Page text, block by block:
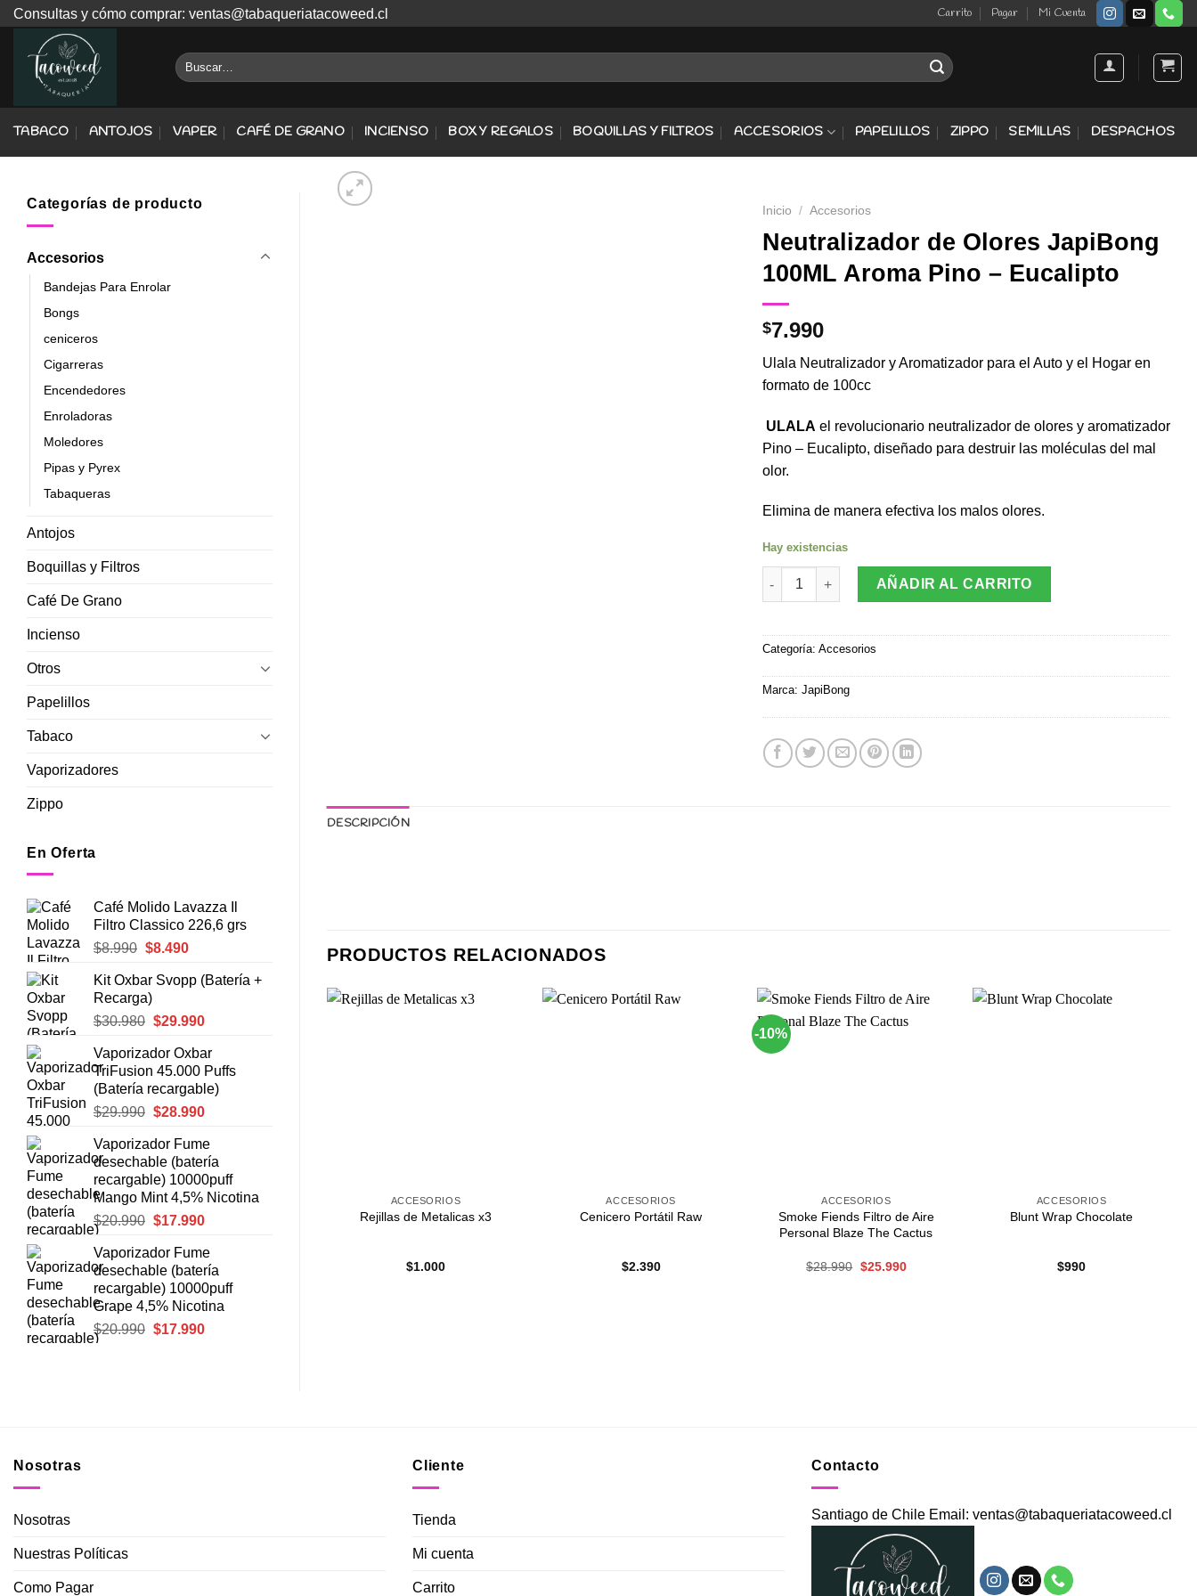
Skip
content
Consultas y cómo comprar: ventas@tabaqueriatacoweed.cl Carrito Pagar Mi Cuenta
Buscar
por:
TABACO ANTOJOS VAPER CAFÉ DE GRANO INCIENSO BOX Y REGALOS BOQUILLAS Y FILTROS ACCESORIOS PAPELILLOS ZIPPO SEMILLAS DESPACHOS
Categorías de producto
Accesorios
Bandejas Para Enrolar
Bongs
ceniceros
Cigarreras
Encendedores
Enroladoras
Moledores
Pipas y Pyrex
Tabaqueras
Antojos
Boquillas y Filtros
Café De Grano
Incienso
Otros
Papelillos
Tabaco
Vaporizadores
Zippo
En Oferta
Café Molido Lavazza Il
Filtro Classico 226,6 grs
$8.990 El
original
era:
$8.990.
$8.490El
actual
$8.490.
Kit Oxbar Svopp (Batería +
Recarga)
$30.980 El
original
era:
$30.980.
$29.990El
actual
es:
$29.990.
Vaporizador Oxbar
TriFusion 45.000 Puffs
(Batería recargable)
$29.990 El
original
era:
$29.990.
$28.990El
actual
es:
$28.990.
Vaporizador Fume
desechable (batería
recargable) 10000puff
Mango Mint 4,5% Nicotina
$20.990 El
original
era:
$20.990.
$17.990El
actual
es:
$17.990.
Vaporizador Fume
desechable (batería
recargable) 10000puff
Grape 4,5% Nicotina
$20.990 El
$17.990El
Inicio / Accesorios
Neutralizador de Olores JapiBong
100ML Aroma Pino – Eucalipto
$7.990
Ulala Neutralizador y Aromatizador para el Auto y el Hogar en
formato de 100cc
ULALA el revolucionario neutralizador de olores y aromatizador
Pino – Eucalipto, diseñado para destruir las moléculas del mal
olor.
Elimina de manera efectiva los malos olores.
Hay existencias
Neutralizador de Olores JapiBong 100ML Aroma Pino - Eucalipto
AÑADIR AL CARRITO
Categoría: Accesorios
Marca: JapiBong
DESCRIPCIÓN
PRODUCTOS RELACIONADOS
ACCESORIOS
Rejillas de Metalicas x3
$1.000
ACCESORIOS
Cenicero Portátil Raw
$2.390
-10%
ACCESORIOS
Smoke Fiends Filtro de Aire
Personal Blaze The Cactus
$28.990 El
$25.990El
ACCESORIOS
Blunt Wrap Chocolate
$990
Agregar
a
Favoritos
Infused
+
ACCESORIOS
Gas Butano Zengaz
$4.990
Nosotras
Nosotras
Nuestras Políticas
Como Pagar
Cliente
Tienda
Mi cuenta
Carrito
Contacto
Santiago de Chile Email: ventas@tabaqueriatacoweed.cl